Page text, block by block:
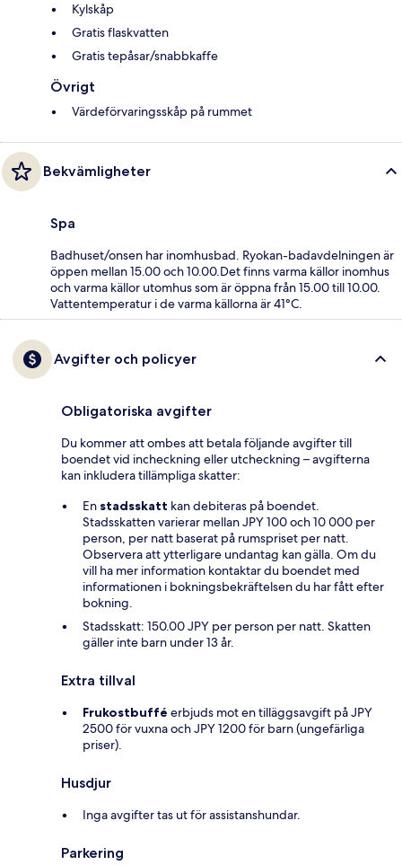
Kylskåp
Gratis flaskvatten
Gratis tepåsar/snabbkaffe
Övrigt
Värdeförvaringsskåp på rummet
Bekvämligheter
Spa
Badhuset/onsen har inomhusbad. Ryokan-badavdelningen är
öppen mellan 15.00 och 10.00.Det finns varma källor inomhus
och varma källor utomhus som är öppna från 15.00 till 10.00.
Vattentemperatur i de varma källorna är 41°C.
Avgifter och policyer
Obligatoriska avgifter
Du kommer att ombes att betala följande avgifter till
boendet vid incheckning eller utcheckning – avgifterna
kan inkludera tillämpliga skatter:
En stadsskatt kan debiteras på boendet.
Stadsskatten varierar mellan JPY 100 och 10 000 per
person, per natt baserat på rumspriset per natt.
Observera att ytterligare undantag kan gälla. Om du
vill ha mer information kontaktar du boendet med
informationen i bokningsbekräftelsen du har fått efter
bokning.
Stadsskatt: 150.00 JPY per person per natt. Skatten
gäller inte barn under 13 år.
Extra tillval
Frukostbuffé erbjuds mot en tilläggsavgift på JPY
2500 för vuxna och JPY 1200 för barn (ungefärliga
priser).
Husdjur
Inga avgifter tas ut för assistanshundar.
Parkering